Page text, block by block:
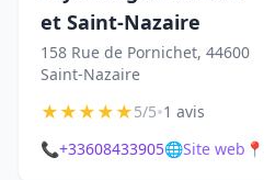
et Saint-Nazaire
158 Rue de Pornichet, 44600
Saint-Nazaire
★★★★★5/5•1 avis
📞+33608433905🌐Site web 📍